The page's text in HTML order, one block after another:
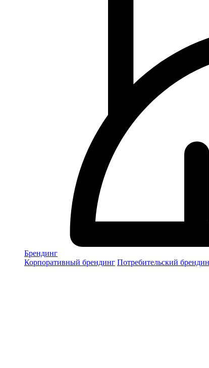
Брендинг
Корпоративный брендинг Потребительский